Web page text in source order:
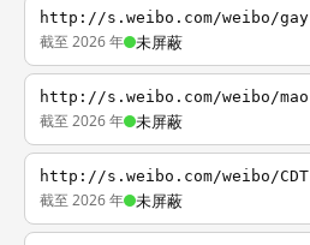
http://s.weibo.com/weibo/gay
截至 2026 年 未屏蔽
http://s.weibo.com/weibo/mao
截至 2026 年 未屏蔽
http://s.weibo.com/weibo/CDT
截至 2026 年 未屏蔽